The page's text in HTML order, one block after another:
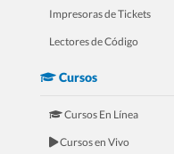
tu FERRETERÍA
Impresoras de Tickets
Lectores de Código
Cursos
Cursos En Línea
Cursos en Vivo